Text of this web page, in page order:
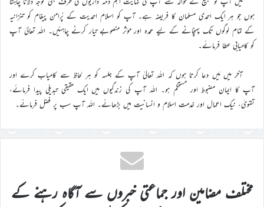
ہوں جو ہر ایک احمدی مسلمان کا فریضہ ہے۔ آپ کو اسلام احمدیت کے پُرامن پیغام کو تنزانیہ
کے تمام لوگوں تک پہنچانے کے لیے عمدہ اور مؤثر منصوبے تیار کرنے چاہئیں۔ اللہ تعالیٰ آپ
کو کامیابی عطا فرمائے۔
آخر میں مَیں دعا کرتا ہوں کہ اللہ تعالیٰ آپ کے جلسہ کو ہر لحاظ سے کامیاب کرے اور
آپ کا ایمان مضبوط اور مستحکم ہو۔ اللہ آپ کی زندگیوں میں ایک حقیقی تبدیلی پیدا فرمائے،
تقویٰ، نیک اعمال اور خدمت اسلام و انسانیت میں بڑھائے۔ اللہ آپ سب پر فضل فرمائے۔
مختلف مضامین اور جماعتی خبروں سے آگاہ رہنے کے